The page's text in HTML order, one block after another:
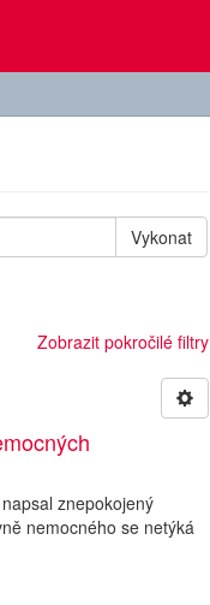
Vykonat
Zobrazit pokročilé filtry
znepokojený
nemocného se netýká